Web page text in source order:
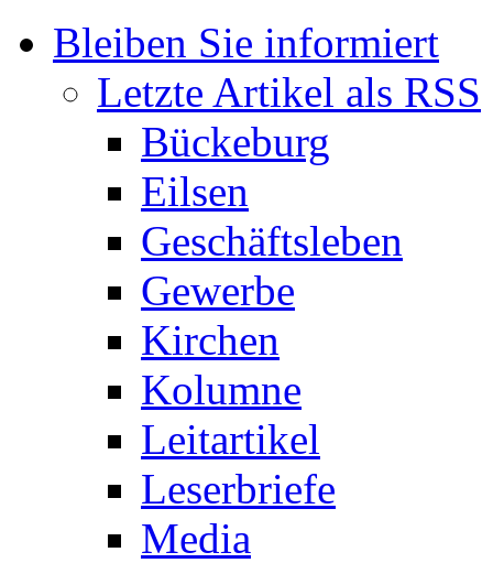
Bleiben Sie informiert
Letzte Artikel als RSS
Bückeburg
Eilsen
Geschäftsleben
Gewerbe
Kirchen
Kolumne
Leitartikel
Leserbriefe
Media